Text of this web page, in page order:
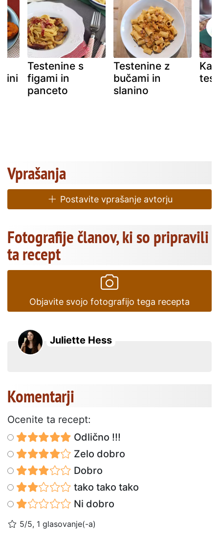
Testenine s
figami in
panceto
Testenine z
bučami in
slanino
Vprašanja
Postavite vprašanje avtorju
Fotografije članov, ki so pripravili
ta recept
Objavite svojo fotografijo tega recepta
Juliette Hess
Komentarji
Ocenite ta recept:
Odlično !!!
Zelo dobro
Dobro
tako tako tako
Ni dobro
5/5, 1 glasovanje(-a)